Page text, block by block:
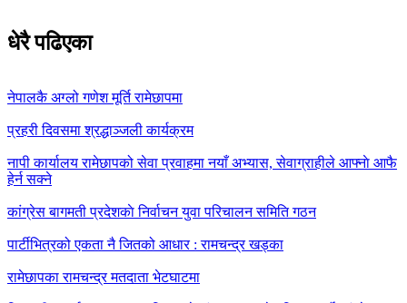
धेरै पढिएका
नेपालकै अग्लो गणेश मूर्ति रामेछापमा
प्रहरी दिवसमा श्रद्धाञ्जली कार्यक्रम
नापी कार्यालय रामेछापको सेवा प्रवाहमा नयाँ अभ्यास, सेवाग्राहीले आफ्नाे आफै
हेर्न सक्ने
कांग्रेस बागमती प्रदेशकाे निर्वाचन युवा परिचालन समिति गठन
पार्टीभित्रको एकता नै जितको आधार : रामचन्द्र खड्का
रामेछापका रामचन्द्र मतदाता भेटघाटमा